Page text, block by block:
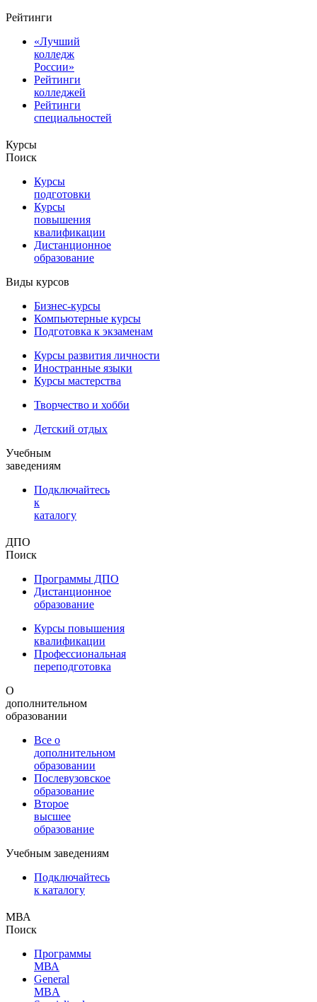
Рейтинги
«Лучший
колледж
России»
Рейтинги
колледжей
Рейтинги
специальностей
Курсы
Поиск
Курсы
подготовки
Курсы
повышения
квалификации
Дистанционное
образование
Виды курсов
Бизнес-курсы
Компьютерные курсы
Подготовка к экзаменам
Курсы развития личности
Иностранные языки
Курсы мастерства
Творчество и хобби
Детский отдых
Учебным
заведениям
Подключайтесь
к
каталогу
ДПО
Поиск
Программы ДПО
Дистанционное
образование
Курсы повышения
квалификации
Профессиональная
переподготовка
О
дополнительном
образовании
Все о
дополнительном
образовании
Послевузовское
образование
Второе
высшее
образование
Учебным заведениям
Подключайтесь
к каталогу
МВА
Поиск
Программы
МВА
General
MBA